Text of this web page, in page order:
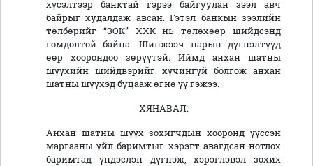
хүсэлтээр банктай гэрээ байгуулан зээл авч
байрыг худалдаж авсан. Гэтэл банкын зээлийн
төлбөрийг “ЗОК” ХХК нь төлөхөөр шийдсэнд
гомдолтой байна. Шинжээч нарын дүгнэлтүүд
өөр хоорондоо зөрүүтэй. Иймд анхан шатны
шүүхийн шийдвэрийг хүчингүй болгож анхан
шатны шүүхэд буцааж өгнө үү гэжээ.
ХЯНАВАЛ:
Анхан шатны шүүх зохигчдын хооронд үүссэн
маргааны үйл баримтыг хэрэгт авагдсан нотлох
баримтад үндэслэн дүгнэж, хэрэглэвэл зохих